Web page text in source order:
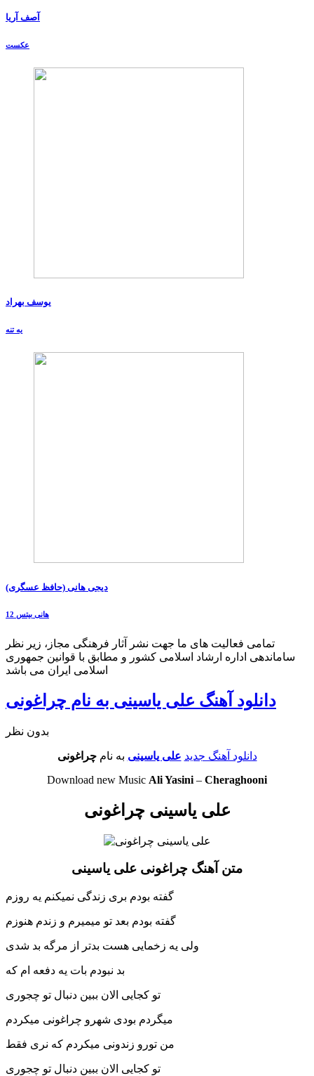
آصف آریا
عکست
یوسف بهراد
یه تنه
دیجی هانی (حافظ عسگری)
هانی بیتس 12
تمامی فعالیت های ما جهت نشر آثار فرهنگی مجاز، زیر نظر
ساماندهی اداره ارشاد اسلامی کشور و مطابق با قوانین جمهوری
اسلامی ایران می باشد
دانلود آهنگ علی یاسینی به نام چراغونی
بدون نظر
دانلود آهنگ جدید علی یاسینی به نامچراغونی
Download new Music Ali Yasini – Cheraghooni
علی یاسینی چراغونی
متن آهنگ چراغونی علی یاسینی
گفته بودم بری زندگی نمیکنم یه روزم
گفته بودم بعد تو میمیرم و زندم هنوزم
ولی یه زخمایی هست بدتر از مرگه بد شدی
بد نبودم بات یه دفعه ام که
تو کجایی الان ببین دنبال تو چجوری
میگردم بودی شهرو چراغونی میکردم
من تورو زندونی میکردم که نری فقط
تو کجایی الان ببین دنبال تو چجوری